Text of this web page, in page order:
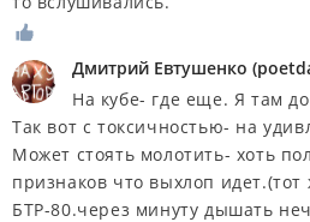
Дмитрий Евтушенко (
На кубе- где еще. Я там
Так вот с токсичностью- на
Может стоять молотить- хоть
признаков что выхлоп
БТР-80.через минуту дышать